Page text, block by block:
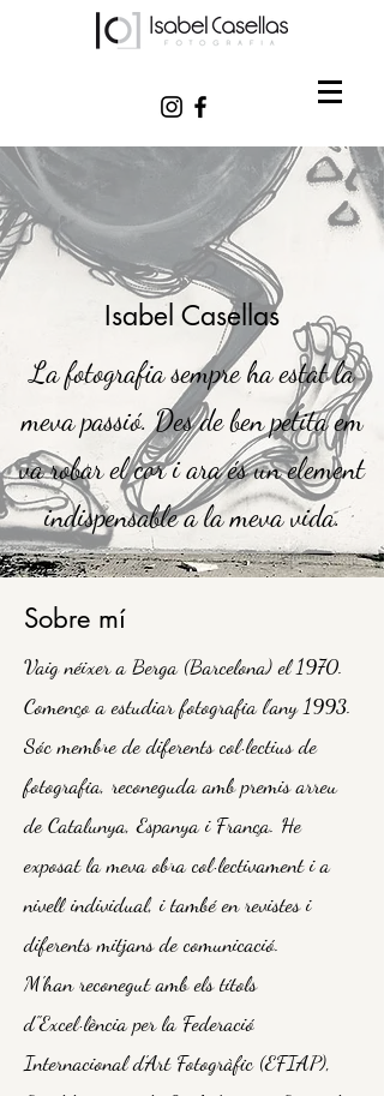
Isabel Casellas
La fotografia sempre ha estat la
meva passió. Des de ben petita em
va robar el cor i ara és un element
indispensable a la meva vida.
Sobre mí
Vaig néixer a Berga (Barcelona) el 1970.
Començo a estudiar fotografia l'any 1993.
Sóc membre de diferents col·lectius de
fotografia, reconeguda amb premis arreu
de Catalunya, Espanya i França. He
exposat la meva obra col·lectivament i a
nivell individual, i també en revistes i
diferents mitjans de comunicació.
M'han reconegut amb els títols
d''Excel·lència per la Federació
Internacional d'Art Fotogràfic (EFIAP),